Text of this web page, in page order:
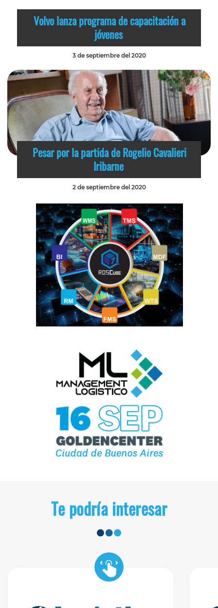
Volvo lanza programa de capacitación a
jóvenes
3 de septiembre del 2020
Pesar por la partida de Rogelio Cavalieri
Iribarne
2 de septiembre del 2020
Te podría interesar